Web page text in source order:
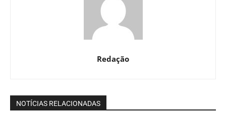
Redação
NOTÍCIAS RELACIONADAS